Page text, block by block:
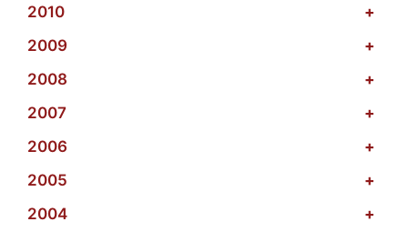
2010
+
2009
+
2008
+
2007
+
2006
+
2005
+
2004
+